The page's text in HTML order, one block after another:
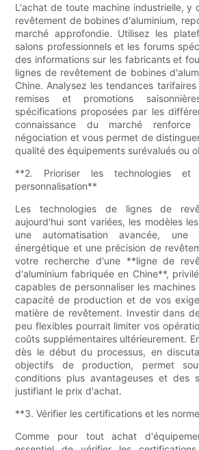
L'achat de toute machine industrielle, y
revêtement de bobines d'aluminium,
marché approfondie. Utilisez les
salons professionnels et les forums
des informations sur les fabricants et
lignes de revêtement de bobines
Chine. Analysez les tendances
remises et promotions
spécifications proposées par les
connaissance du marché
négociation et vous permet de
qualité des équipements surévalués ou
**2. Prioriser les technologies
personnalisation**
Les technologies de lignes de
aujourd'hui sont variées, les modèles
une automatisation avancée, une
énergétique et une précision de
votre recherche d'une **ligne de
d'aluminium fabriquée en Chine**,
capables de personnaliser les
capacité de production et de vos
matière de revêtement. Investir dans
peu flexibles pourrait limiter vos
coûts supplémentaires ultérieurement.
dès le début du processus, en
objectifs de production, permet
conditions plus avantageuses et des
justifiant le prix d'achat.
**3. Vérifier les certifications et les
Comme pour tout achat